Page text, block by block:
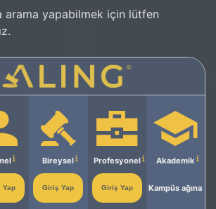
arama yapabilmek için lütfen
Yap
Bireysel
Giriş Yap
Profesyonel
Giriş Yap
Akademik
Kampüs ağına